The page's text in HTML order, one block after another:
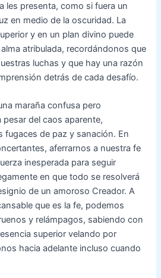
les presenta, como si fuera un
en medio de la oscuridad. La
y en un plan divino puede
atribulada, recordándonos que
luchas y que hay una razón
detrás de cada desafío.
maraña confusa pero
del caos aparente,
fugaces de paz y sanación. En
aferrarnos a nuestra fe
inesperada para seguir
en que todo se resolverá
de un amoroso Creador. A
que es la fe, podemos
y relámpagos, sabiendo con
superior velando por
hacia adelante incluso cuando